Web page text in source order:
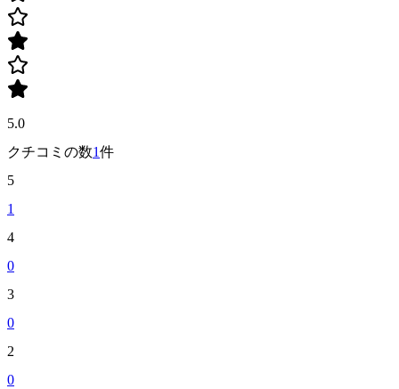
5.0
クチコミの数1件
5
1
4
0
3
0
2
0